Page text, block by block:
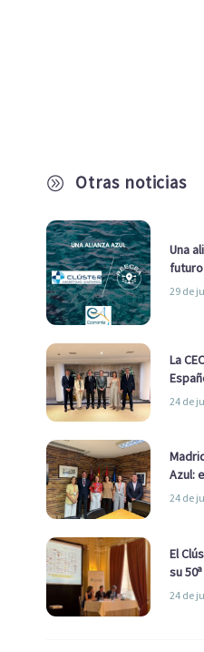
A Otras noticias
Una
29 de
La
24 de
Azul:
la
24 de
El
su
24 de